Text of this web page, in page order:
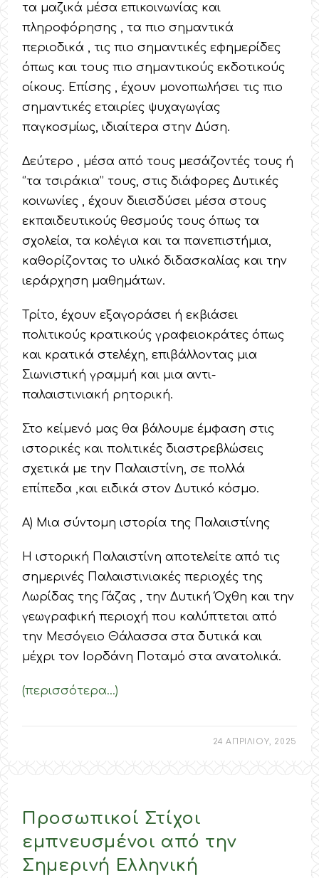
τα μαζικά μέσα επικοινωνίας και
πληροφόρησης , τα πιο σημαντικά
περιοδικά , τις πιο σημαντικές εφημερίδες
όπως και τους πιο σημαντικούς εκδοτικούς
οίκους. Επίσης , έχουν μονοπωλήσει τις πιο
σημαντικές εταιρίες ψυχαγωγίας
παγκοσμίως, ιδιαίτερα στην Δύση.
Δεύτερο , μέσα από τους μεσάζοντές τους ή
‘’τα τσιράκια’’ τους, στις διάφορες Δυτικές
κοινωνίες , έχουν διεισδύσει μέσα στους
εκπαιδευτικούς θεσμούς τους όπως τα
σχολεία, τα κολέγια και τα πανεπιστήμια,
καθορίζοντας το υλικό διδασκαλίας και την
ιεράρχηση μαθημάτων.
Τρίτο, έχουν εξαγοράσει ή εκβιάσει
πολιτικούς κρατικούς γραφειοκράτες όπως
και κρατικά στελέχη, επιβάλλοντας μια
Σιωνιστική γραμμή και μια αντι-
παλαιστινιακή ρητορική.
Στο κείμενό μας θα βάλουμε έμφαση στις
ιστορικές και πολιτικές διαστρεβλώσεις
σχετικά με την Παλαιστίνη, σε πολλά
επίπεδα ,και ειδικά στον Δυτικό κόσμο.
Α) Μια σύντομη ιστορία της Παλαιστίνης
Η ιστορική Παλαιστίνη αποτελείτε από τις
σημερινές Παλαιστινιακές περιοχές της
Λωρίδας της Γάζας , την Δυτική Όχθη και την
γεωγραφική περιοχή που καλύπτεται από
την Μεσόγειο Θάλασσα στα δυτικά και
μέχρι τον Ιορδάνη Ποταμό στα ανατολικά.
(περισσότερα…)
24 ΑΠΡΙΛΙΟΥ, 2025
Προσωπικοί Στίχοι
εμπνευσμένοι από την
Σημερινή Ελληνική